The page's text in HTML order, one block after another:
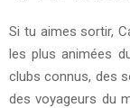
Si tu aimes sortir,
les plus animées
clubs connus, des
des voyageurs du